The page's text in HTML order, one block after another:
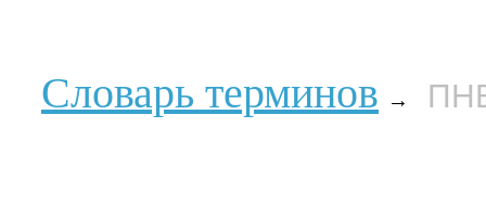
Словарь терминов →